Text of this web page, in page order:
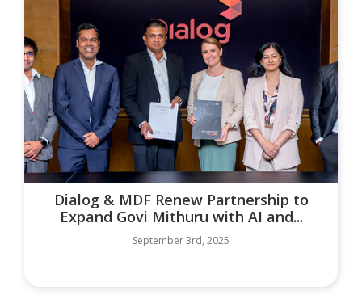
Dialog & MDF Renew Partnership to
Expand Govi Mithuru with AI and...
September 3rd, 2025